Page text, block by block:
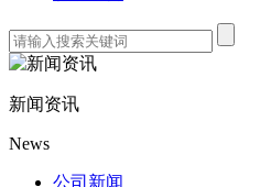
新闻资讯
News
公司新闻